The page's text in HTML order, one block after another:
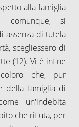
alla famiglia
comunque, si
assenza di tutela
scegliessero di
(12). Vi è infine
che, pur
della famiglia di
un'indebita
che rifiuta, per